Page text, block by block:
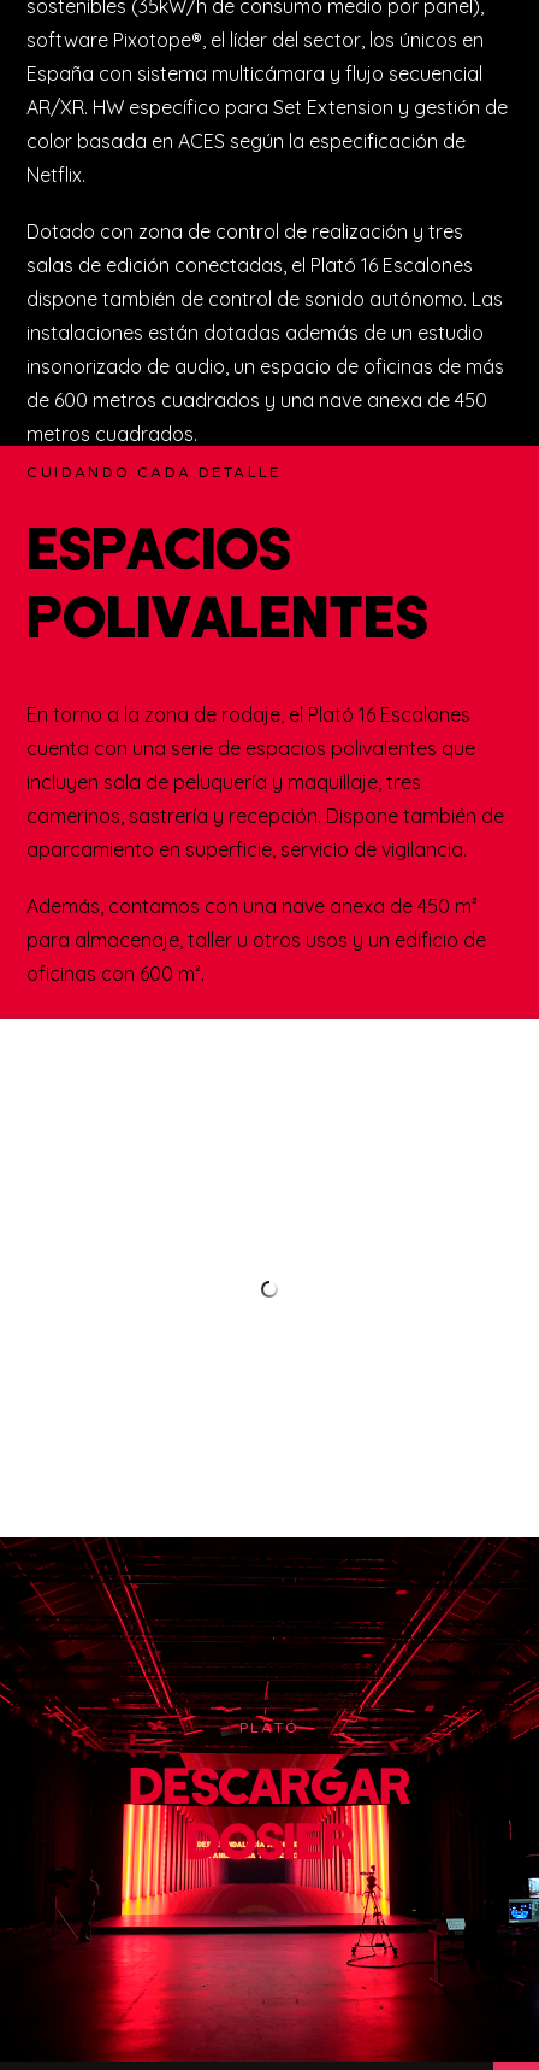
fondo curvado y 4 m de altura), que llega a los 1.900
nits, única en el sector. Pantalla de techo 3.9 de 3×5
metros, de alto brillo con 5.000 nits., pantallas LED
sostenibles (35kW/h de consumo medio por panel),
software Pixotope®, el líder del sector, los únicos en
AR/XR. HW específico para Set Extension y gestión de
color basada en ACES según la especificación de
Netflix.
salas de edición conectadas, el Plató 16 Escalones
dispone también de control de sonido autónomo. Las
instalaciones están dotadas además de un estudio
metros cuadrados.
POLIVALENTES
En torno a la zona de rodaje, el Plató 16 Escalones
cuenta con una serie de espacios polivalentes que
incluyen sala de peluquería y maquillaje, tres
camerinos, sastrería y recepción. Dispone también de
aparcamiento en superficie, servicio de vigilancia.
Además, contamos con una nave anexa de 450 m²
PLATÓ
DESCARGAR
DOSIER